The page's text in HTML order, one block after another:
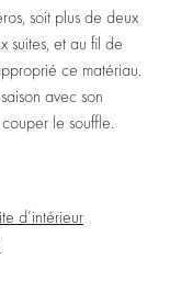
soit plus de deux
suites, et au fil de
ce matériau.
avec son
le souffle.
d’intérieur